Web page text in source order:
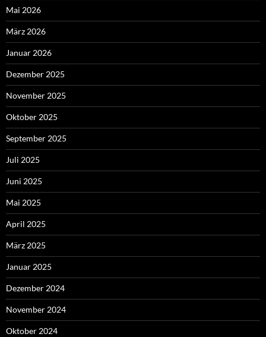
Mai 2026
März 2026
Januar 2026
Dezember 2025
November 2025
Oktober 2025
September 2025
Juli 2025
Juni 2025
Mai 2025
April 2025
März 2025
Januar 2025
Dezember 2024
November 2024
Oktober 2024